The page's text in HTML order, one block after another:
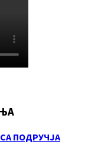
ПОДРУЧЈА